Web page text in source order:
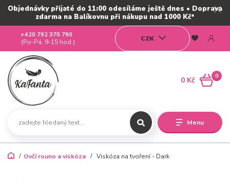
Objednávky přijaté do 11:00 odesíláme ještě dnes • Doprava
zdarma na Balíkovnu při nákupu nad 1000 Kč*
Menu
CZK
+420 792 370 790
(Po-Pá, 9-15 hod.)
0
0 Kč
Ovčí rouno a viskóza Viskóza na tvoření - Dark